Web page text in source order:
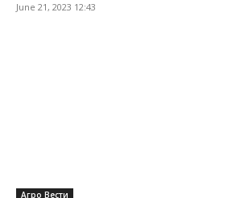
June 21, 2023 12:43
Агро Вести